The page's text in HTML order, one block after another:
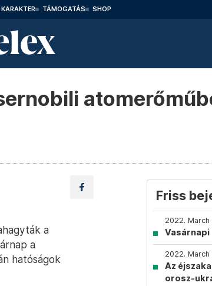
KARAKTER TÁMOGATÁS SHOP
a
a
hatóságok
Friss
2022. March
2022. March
Az
orosz-